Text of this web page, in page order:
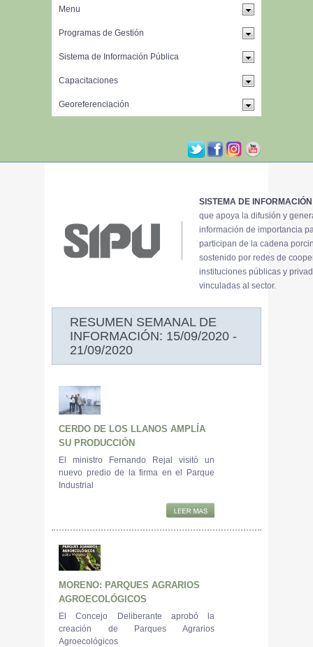
SISTEMA DE
que apoya la difusión y
información de importancia
participan de la cadena
sostenido por redes de
instituciones públicas y
vinculadas al sector.
RESUMEN SEMANAL DE
INFORMACIÓN: 15/09/2020 -
21/09/2020
CERDO DE LOS LLANOS AMPLÍA
SU PRODUCCIÓN
El ministro Fernando Rejal visitó un
nuevo predio de la firma en el Parque
Industrial
MORENO: PARQUES AGRARIOS
AGROECOLÓGICOS
El Concejo Deliberante aprobó la
creación de Parques Agrarios
Agroecológicos